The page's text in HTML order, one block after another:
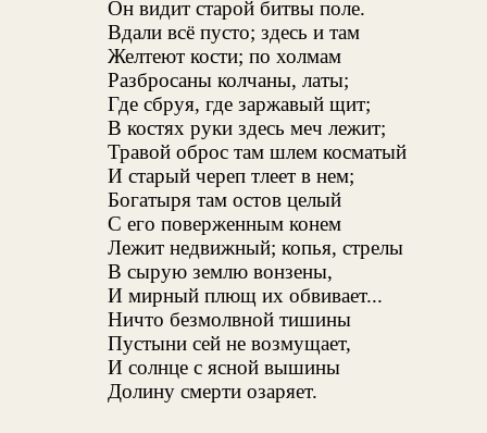
Он видит старой битвы поле.
Вдали всё пусто; здесь и там
Желтеют кости; по холмам
Разбросаны колчаны, латы;
Где сбруя, где заржавый щит;
В костях руки здесь меч лежит;
Травой оброс там шлем косматый
И старый череп тлеет в нем;
Богатыря там остов целый
С его поверженным конем
Лежит недвижный; копья, стрелы
В сырую землю вонзены,
И мирный плющ их обвивает...
Ничто безмолвной тишины
Пустыни сей не возмущает,
И солнце с ясной вышины
Долину смерти озаряет.